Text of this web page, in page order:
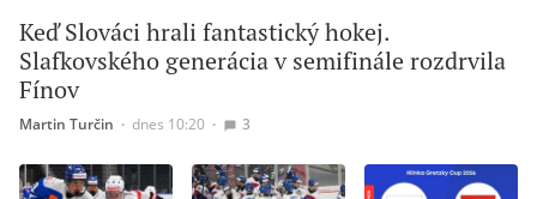
Keď Slováci hrali fantastický hokej.
Slafkovského generácia v semifinále rozdrvila
Fínov
Martin Turčin ∙ dnes 10:20 ∙ 3